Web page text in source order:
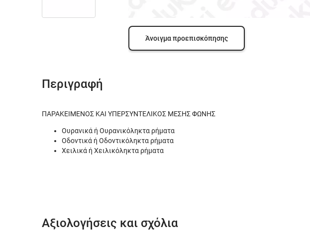
Άνοιγμα προεπισκόπησης
Περιγραφή
ΠΑΡΑΚΕΙΜΕΝΟΣ ΚΑΙ ΥΠΕΡΣΥΝΤΕΛΙΚΟΣ ΜΕΣΗΣ ΦΩΝΗΣ
Ουρανικά ή Ουρανικόληκτα ρήματα
Οδοντικά ή Οδοντικόληκτα ρήματα
Χειλικά ή Χειλικόληκτα ρήματα
Αξιολογήσεις και σχόλια